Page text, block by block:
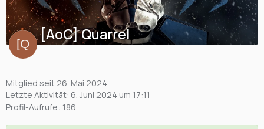
[AoC] Quarrel
Mitglied seit 26. Mai 2024
Letzte Aktivität: 6. Juni 2024 um 17:11
Profil-Aufrufe 186